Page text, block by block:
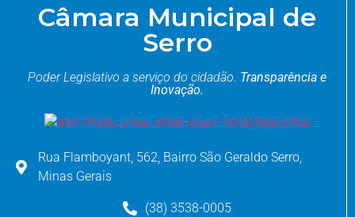
Câmara Municipal de
Serro
Poder Legislativo a serviço do cidadão. Transparência e
Inovação.
Rua Flamboyant, 562, Bairro São Geraldo Serro,
Minas Gerais
(38) 3538-0005